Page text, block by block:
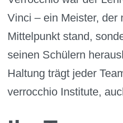
Vinci – ein Meister, der
Mittelpunkt stand,
seinen Schülern
Haltung trägt jeder
verrocchio Institute,